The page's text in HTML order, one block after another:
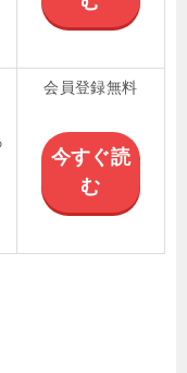
会員登録無料
今すぐ読
む